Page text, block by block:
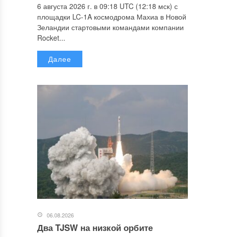
6 августа 2026 г. в 09:18 UTC (12:18 мск) с
площадки LC-1A космодрома Махиа в Новой
Зеландии стартовыми командами компании
Rocket...
Далее
06.08.2026
Два TJSW на низкой орбите